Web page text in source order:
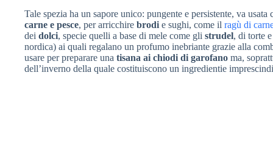
Tale spezia ha un sapore unico: pungente e persistente, va
carne e pesce, per arricchire brodi e sughi, come il ragù di
dei dolci, specie quelli a base di mele come gli strudel, di torte e
nordica) ai quali regalano un profumo inebriante grazie alla
usare per preparare una tisana ai chiodi di garofano ma,
dell’inverno della quale costituiscono un ingredientie